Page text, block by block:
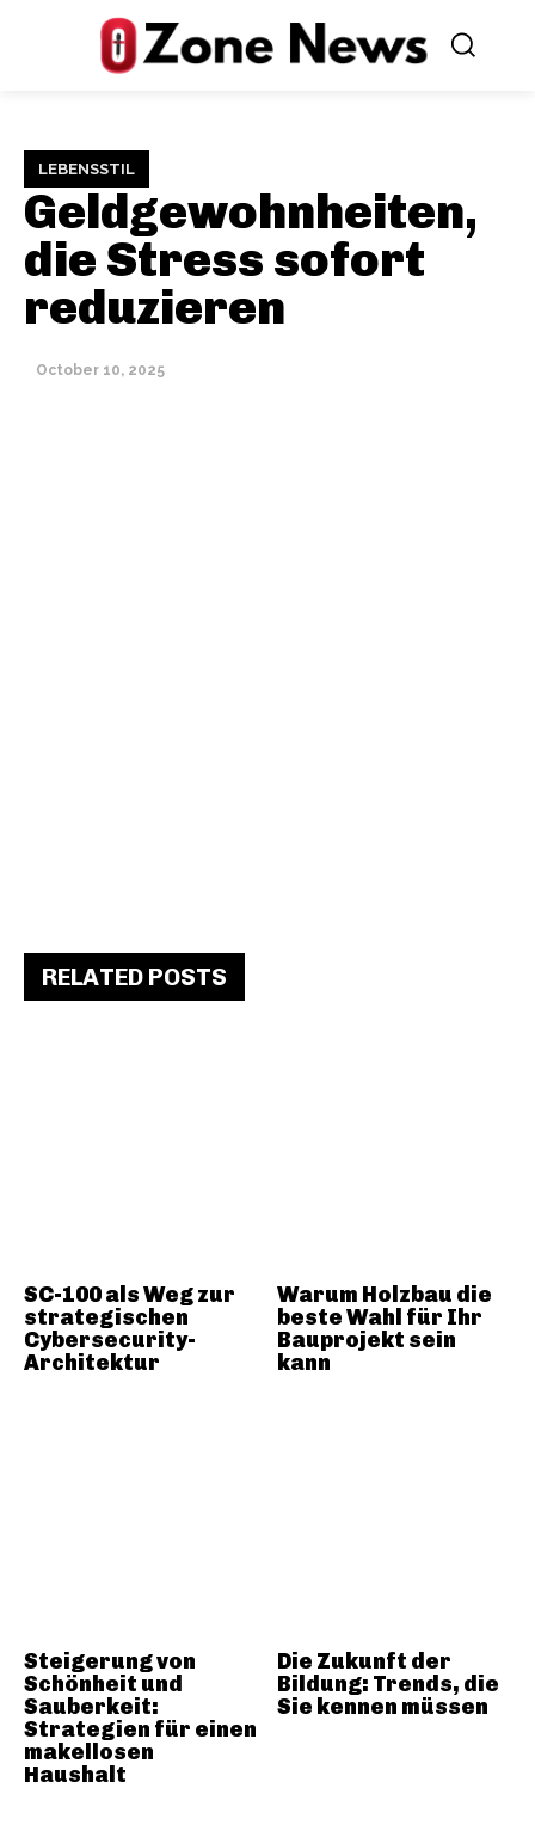
LEBENSSTIL
Geldgewohnheiten,
die Stress sofort
reduzieren
October 10, 2025
RELATED POSTS
SC-100 als Weg zur
strategischen
Cybersecurity-
Architektur
Warum Holzbau die
beste Wahl für Ihr
Bauprojekt sein
kann
Steigerung von
Schönheit und
Sauberkeit:
Strategien für einen
makellosen
Haushalt
Die Zukunft der
Bildung: Trends, die
Sie kennen müssen